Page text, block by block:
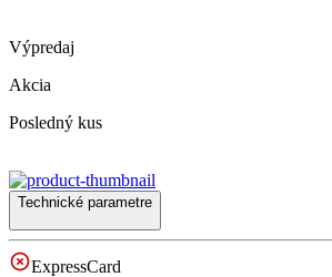
Výpredaj
Akcia
Posledný kus
Technické parametre
ExpressCard